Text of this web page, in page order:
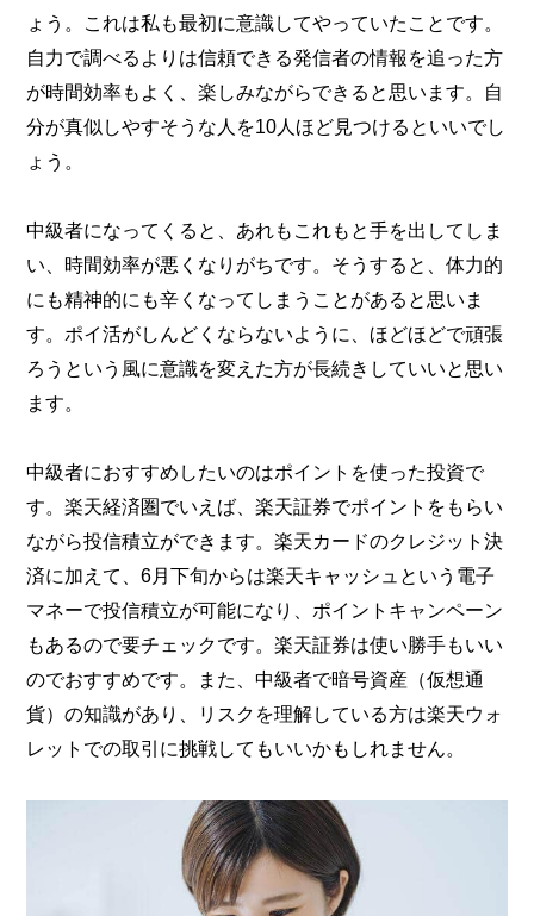
ょう。これは私も最初に意識してやっていたことです。
自力で調べるよりは信頼できる発信者の情報を追った方
が時間効率もよく、楽しみながらできると思います。自
分が真似しやすそうな人を10人ほど見つけるといいでし
ょう。
中級者になってくると、あれもこれもと手を出してしま
い、時間効率が悪くなりがちです。そうすると、体力的
にも精神的にも辛くなってしまうことがあると思いま
す。ポイ活がしんどくならないように、ほどほどで頑張
ろうという風に意識を変えた方が長続きしていいと思い
ます。
中級者におすすめしたいのはポイントを使った投資で
す。楽天経済圏でいえば、楽天証券でポイントをもらい
ながら投信積立ができます。楽天カードのクレジット決
済に加えて、6月下旬からは楽天キャッシュという電子
マネーで投信積立が可能になり、ポイントキャンペーン
もあるので要チェックです。楽天証券は使い勝手もいい
のでおすすめです。また、中級者で暗号資産（仮想通
貨）の知識があり、リスクを理解している方は楽天ウォ
レットでの取引に挑戦してもいいかもしれません。